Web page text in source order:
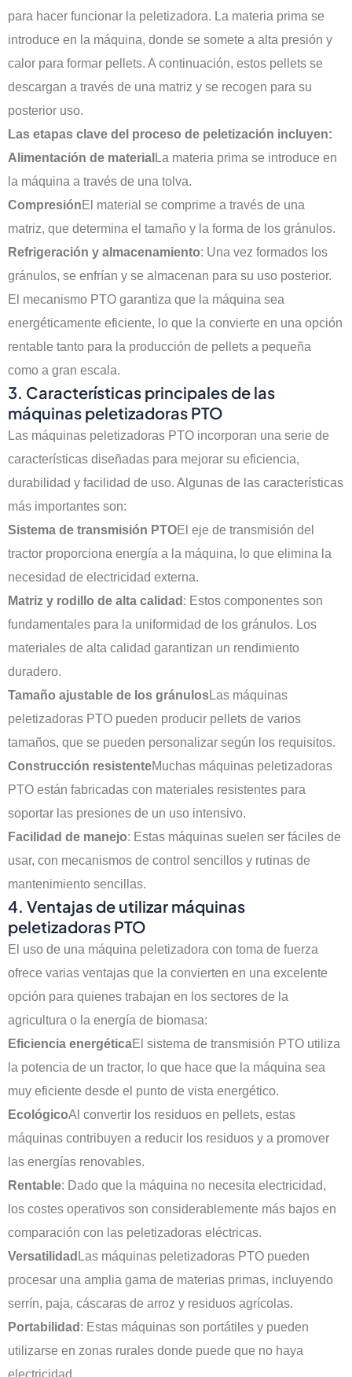
para hacer funcionar la peletizadora. La materia prima se
introduce en la máquina, donde se somete a alta presión y
calor para formar pellets. A continuación, estos pellets se
descargan a través de una matriz y se recogen para su
posterior uso.
Las etapas clave del proceso de peletización incluyen:
Alimentación de materialLa materia prima se introduce en
la máquina a través de una tolva.
CompresiónEl material se comprime a través de una
matriz, que determina el tamaño y la forma de los gránulos.
Refrigeración y almacenamiento: Una vez formados los
gránulos, se enfrían y se almacenan para su uso posterior.
El mecanismo PTO garantiza que la máquina sea
energéticamente eficiente, lo que la convierte en una opción
rentable tanto para la producción de pellets a pequeña
como a gran escala.
3. Características principales de las
máquinas peletizadoras PTO
Las máquinas peletizadoras PTO incorporan una serie de
características diseñadas para mejorar su eficiencia,
durabilidad y facilidad de uso. Algunas de las características
más importantes son:
Sistema de transmisión PTOEl eje de transmisión del
tractor proporciona energía a la máquina, lo que elimina la
necesidad de electricidad externa.
Matriz y rodillo de alta calidad: Estos componentes son
fundamentales para la uniformidad de los gránulos. Los
materiales de alta calidad garantizan un rendimiento
duradero.
Tamaño ajustable de los gránulosLas máquinas
peletizadoras PTO pueden producir pellets de varios
tamaños, que se pueden personalizar según los requisitos.
Construcción resistenteMuchas máquinas peletizadoras
PTO están fabricadas con materiales resistentes para
soportar las presiones de un uso intensivo.
Facilidad de manejo: Estas máquinas suelen ser fáciles de
usar, con mecanismos de control sencillos y rutinas de
mantenimiento sencillas.
4. Ventajas de utilizar máquinas
peletizadoras PTO
El uso de una máquina peletizadora con toma de fuerza
ofrece varias ventajas que la convierten en una excelente
opción para quienes trabajan en los sectores de la
agricultura o la energía de biomasa:
Eficiencia energéticaEl sistema de transmisión PTO utiliza
la potencia de un tractor, lo que hace que la máquina sea
muy eficiente desde el punto de vista energético.
EcológicoAl convertir los residuos en pellets, estas
máquinas contribuyen a reducir los residuos y a promover
las energías renovables.
Rentable: Dado que la máquina no necesita electricidad,
los costes operativos son considerablemente más bajos en
comparación con las peletizadoras eléctricas.
VersatilidadLas máquinas peletizadoras PTO pueden
procesar una amplia gama de materias primas, incluyendo
serrín, paja, cáscaras de arroz y residuos agrícolas.
Portabilidad: Estas máquinas son portátiles y pueden
utilizarse en zonas rurales donde puede que no haya
electricidad.